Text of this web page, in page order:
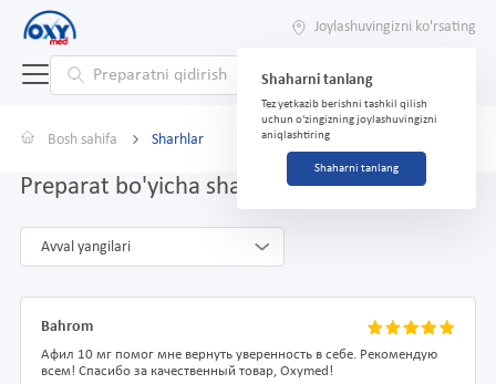
Joylashuvingizni ko'rsating
Shaharni tanlang
Tez yetkazib berishni tashkil qilish
uchun o'zingizning joylashuvingizni
aniqlashtiring
Shaharni tanlang
Bosh sahifa Sharhlar
Preparat bo'yicha sharhlar Afil 10 mg № 4
Avval yangilari
Bahrom
Афил 10 мг помог мне вернуть уверенность в себе. Рекомендую
всем! Спасибо за качественный товар, Oxymed!